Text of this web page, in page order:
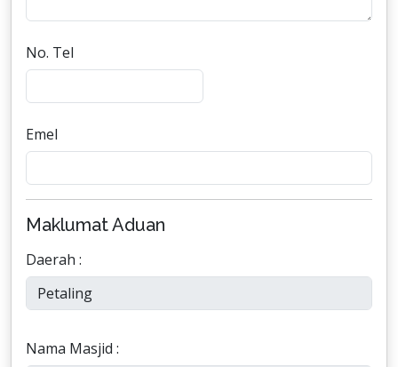
No. Tel
Emel
Maklumat Aduan
Daerah :
Nama Masjid :